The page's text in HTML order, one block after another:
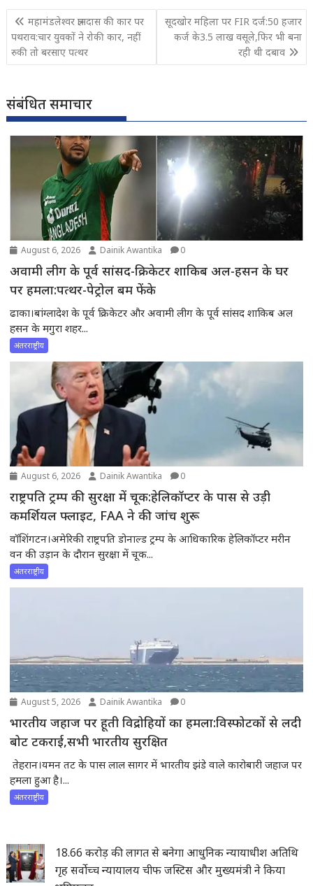
Post
navigation
महामंडलेश्वर ज्ञानदास की कार पर
पथराव:चार युवकों ने रोकी कार, नहीं
रुकी तो बरसाए पत्थर
सूदखोर महिला पर FIR दर्ज:50 हजार
कर्ज के3.5 लाख वसूले,फिर भी बना
रही थी दबाव
संबंधित समाचार
August 6, 2026 Dainik Awantika 0
अवामी लीग के पूर्व सांसद-क्रिकेटर शाकिब अल-हसन के घर
पर हमला:पत्थर-पेट्रोल बम फेंके
ढाका।बांग्लादेश के पूर्व क्रिकेटर और अवामी लीग के पूर्व सांसद शाकिब अल
हसन के मगुरा शहर...
अंतरराष्ट्रीय
August 6, 2026 Dainik Awantika 0
राष्ट्रपति ट्रम्प की सुरक्षा में चूक:हेलिकॉप्टर के पास से उड़ी
कमर्शियल फ्लाइट, FAA ने की जांच शुरू
वॉशिंगटन।अमेरिकी राष्ट्रपति डोनाल्ड ट्रम्प के आधिकारिक हेलिकॉप्टर मरीन
वन की उड़ान के दौरान सुरक्षा में चूक...
अंतरराष्ट्रीय
August 5, 2026 Dainik Awantika 0
भारतीय जहाज पर हूती विद्रोहियों का हमला:विस्फोटकों से लदी
बोट टकराई,सभी भारतीय सुरक्षित
तेहरान।यमन तट के पास लाल सागर में भारतीय झंडे वाले कारोबारी जहाज पर
हमला हुआ है।...
अंतरराष्ट्रीय
18.66 करोड़ की लागत से बनेगा आधुनिक न्यायाधीश अतिथि
गृह सर्वोच्च न्यायालय चीफ जस्टिस और मुख्यमंत्री ने किया